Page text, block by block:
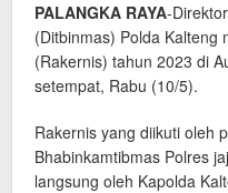
PALANGKA RAYA-
(Ditbinmas) Polda Kalteng
(Rakernis) tahun 2023 di
setempat, Rabu (10/5).
Rakernis yang diikuti oleh
Bhabinkamtibmas Polres
langsung oleh Kapolda